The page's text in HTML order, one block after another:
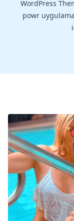
WordPress
powr